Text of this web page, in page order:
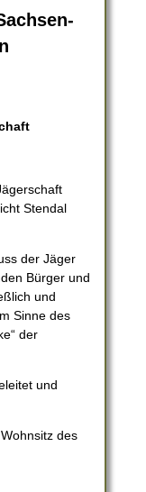
Stendal
der Jäger
Bürger und
und
Sinne des
der
und
des